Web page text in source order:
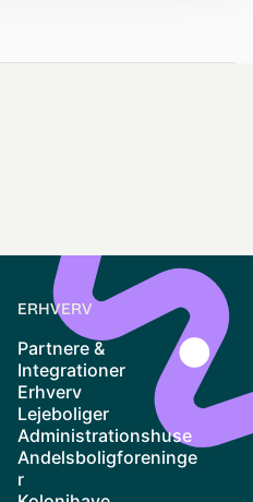
ERHVERV
Partnere &
Integrationer
Erhverv
Lejeboliger
Administrationshuse
Andelsboligforeninge
r